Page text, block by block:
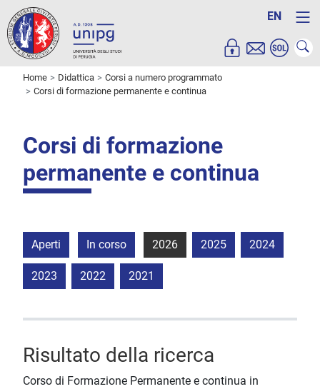
EN
Home Didattica
Corsi a numero programmato
Corsi di formazione permanente e continua
Corsi di formazione
permanente e continua
Aperti In corso 2026 2025 2024
2023 2022 2021
Risultato della ricerca
Corso di Formazione Permanente e continua in